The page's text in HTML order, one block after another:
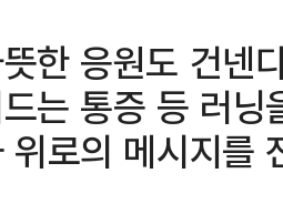
한 응원도 건넨
는 통증 등 러
로의 메시지를